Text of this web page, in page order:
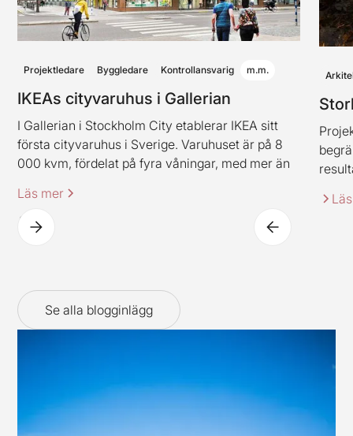
Projektledare Byggledare Kontrollansvarig m.m.
IKEAs cityvaruhus i Gallerian
I Gallerian i Stockholm City etablerar IKEA sitt
första cityvaruhus i Sverige. Varuhuset är på 8
000 kvm, fördelat på fyra våningar, med mer än
IKEAs klassiska restaurangkoncept (dock i en ny
spännande tappning).
Läs mer
Se alla blogginlägg